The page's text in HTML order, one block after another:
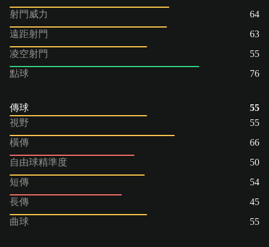
射門威力
64
遠距射門
63
凌空射門
55
點球
76
傳球
55
視野
55
橫傳
66
自由球精準度
50
短傳
54
長傳
45
曲球
55